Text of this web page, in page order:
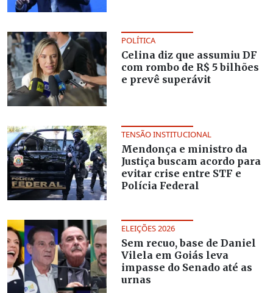
POLÍTICA
Celina diz que assumiu DF
com rombo de R$ 5 bilhões
e prevê superávit
TENSÃO INSTITUCIONAL
Mendonça e ministro da
Justiça buscam acordo para
evitar crise entre STF e
Polícia Federal
ELEIÇÕES 2026
Sem recuo, base de Daniel
Vilela em Goiás leva
impasse do Senado até as
urnas